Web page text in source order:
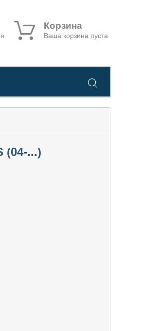
Корзина
Ваша корзина пуста
...)